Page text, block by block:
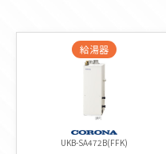
給湯器
UKB-SA472B(FFK)